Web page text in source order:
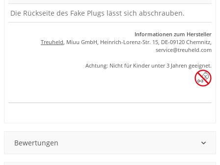
Die Rückseite des Fake Plugs lässt sich abschrauben.
Informationen zum Hersteller
Treuheld, Miuu GmbH, Heinrich-Lorenz-Str. 15, DE-09120 Chemnitz,
service@treuheld.com
Achtung: Nicht für Kinder unter 3 Jahren geeignet.
Bewertungen